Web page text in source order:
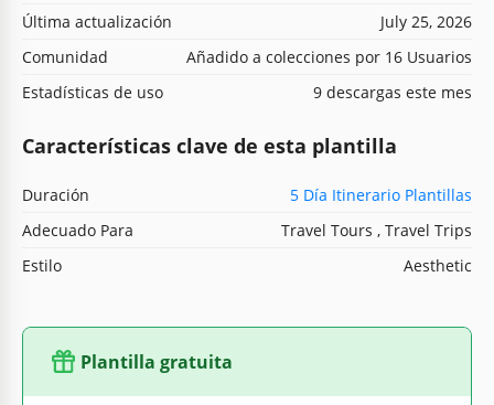
Última actualización
July 25, 2026
Comunidad
Añadido a colecciones por 16 Usuarios
Estadísticas de uso
9 descargas este mes
Características clave de esta plantilla
Duración
5 Día Itinerario Plantillas
Adecuado Para
Travel Tours , Travel Trips
Estilo
Aesthetic
Plantilla gratuita